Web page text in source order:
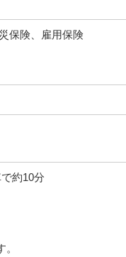
保険、雇用保険
約10分